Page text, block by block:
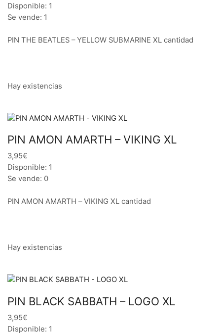
Disponible: 1
Se vende: 1
PIN THE BEATLES – YELLOW SUBMARINE XL cantidad
Hay existencias
PIN AMON AMARTH – VIKING XL
3,95€
Disponible: 1
Se vende: 0
PIN AMON AMARTH – VIKING XL cantidad
Hay existencias
PIN BLACK SABBATH – LOGO XL
3,95€
Disponible: 1